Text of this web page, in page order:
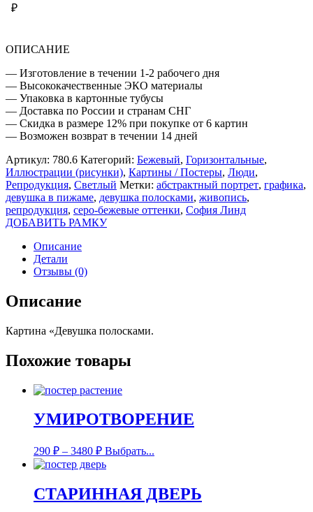
₽
ОПИСАНИЕ
— Изготовление в течении 1-2 рабочего дня
— Высококачественные ЭКО материалы
— Упаковка в картонные тубусы
— Доставка по России и странам СНГ
— Скидка в размере 12% при покупке от 6 картин
— Возможен возврат в течении 14 дней
Артикул: 780.6 Категорий: Бежевый, Горизонтальные,
Иллюстрации (рисунки), Картины / Постеры, Люди,
Репродукция, Светлый Метки: абстрактный портрет, графика,
девушка в пижаме, девушка полосками, живопись,
репродукция, серо-бежевые оттенки, София Линд
ДОБАВИТЬ РАМКУ
Описание
Детали
Отзывы (0)
Описание
Картина «Девушка полосками.
Похожие товары
УМИРОТВОРЕНИЕ
290 ₽ – 3480 ₽ Выбрать...
СТАРИННАЯ ДВЕРЬ